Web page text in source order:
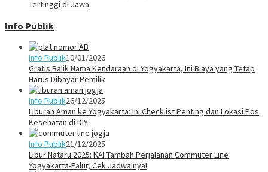
Tertinggi di Jawa
Info Publik
Info Publik10/01/2026
Gratis Balik Nama Kendaraan di Yogyakarta, Ini Biaya yang Tetap
Harus Dibayar Pemilik
Info Publik26/12/2025
Liburan Aman ke Yogyakarta: Ini Checklist Penting dan Lokasi Pos
Kesehatan di DIY
Info Publik21/12/2025
Libur Nataru 2025: KAI Tambah Perjalanan Commuter Line
Yogyakarta-Palur, Cek Jadwalnya!